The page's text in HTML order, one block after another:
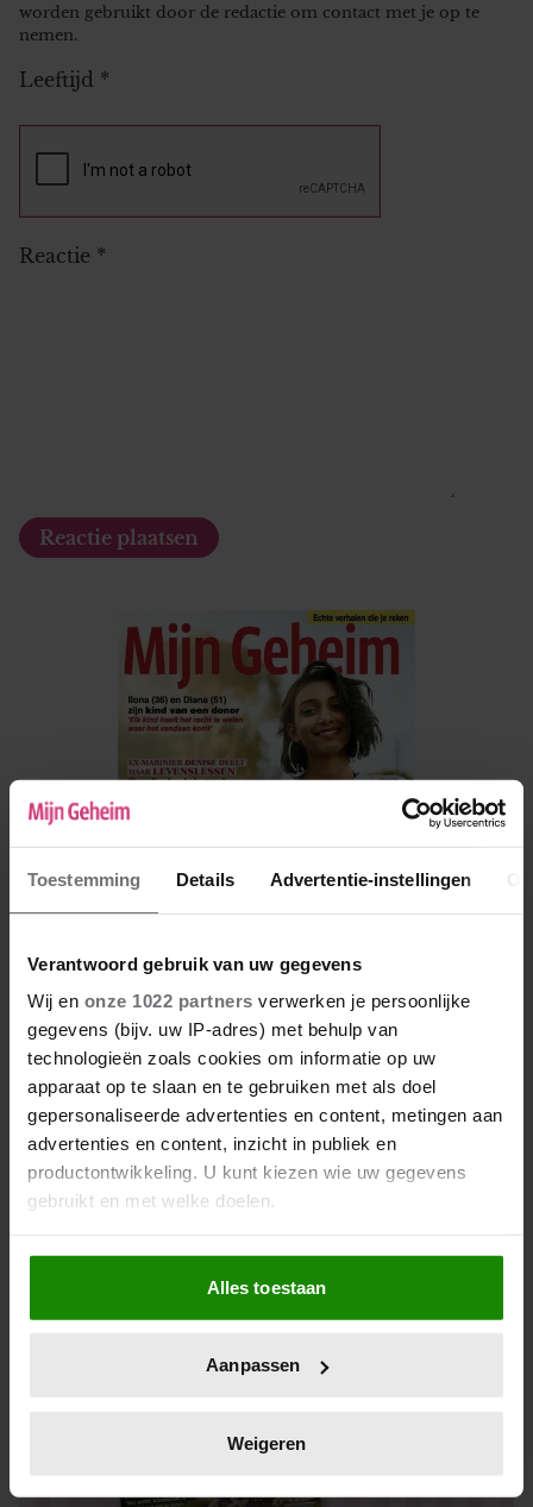
Toestemming Details Advertentie-instellingen
Verantwoord gebruik van uw gegevens
Wij en onze 1022 partners verwerken je persoonlijke
gegevens (bijv. uw IP-adres) met behulp van
technologieën zoals cookies om informatie op uw
apparaat op te slaan en te gebruiken met als doel
gepersonaliseerde advertenties en content, metingen aan
advertenties en content, inzicht in publiek en
productontwikkeling. U kunt kiezen wie uw gegevens
gebruikt en met welke doelen.
Als u het toestaat, willen we ook graag:
Informatie verzamelen over uw geografische locatie,
die tot een paar meter nauwkeurig kan zijn
op specifieke eigenschappen (fingerprinting)
verwerkt en stel uw voorkeuren in het
intrekken in de Cookieverklaring.
Alles toestaan
Aanpassen
Weigeren
worden gebruikt door de redactie om contact met je op te
nemen.
Leeftijd *
Reactie *
De nieuwe Mijn Geheim ligt nu in de winkel
Abonneren
Digitaal lezen
Los kopen